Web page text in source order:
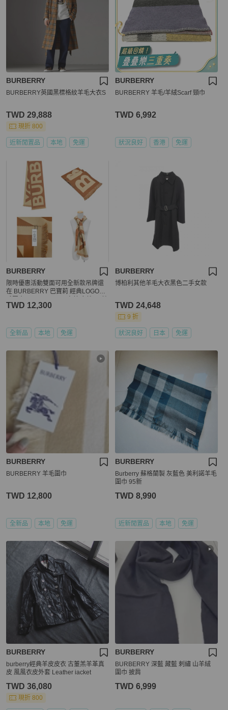
BURBERRY
BURBERRY英國黑標格紋羊毛大衣S
TWD 29,888
現折 800
近新閒置品 本地 免運
BURBERRY
BURBERRY 羊毛/羊絨Scarf 頸巾
TWD 6,992
狀況良好 香港 免運
BURBERRY
限時優惠活動雙面可用全新款吊牌還
在 BURBERRY 巴寶莉 經典LOGO羊
材質 羊毛
TWD 12,300
全新品 本地 免運
BURBERRY
博柏利其他羊毛大衣黑色二手女款
TWD 24,648
9 折
狀況良好 日本 免運
BURBERRY
BURBERRY 羊毛圍巾
TWD 12,800
全新品 本地 免運
BURBERRY
Burberry 蘇格蘭製 灰藍色 美利諾羊毛
圍巾 95新
TWD 8,990
近新閒置品 本地 免運
BURBERRY
burberry經典羊皮皮衣 古董羔羊革真
皮 風風衣皮外套 Leather iacket
TWD 36,080
現折 800
BURBERRY
BURBERRY 深藍 藏藍 刺繡 山羊絨
圍巾 披肩
TWD 6,999